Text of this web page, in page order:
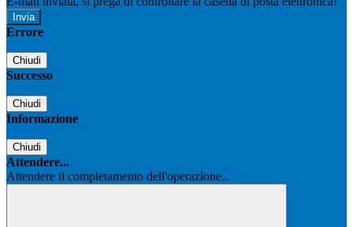
Errore
Chiudi
Successo
Chiudi
Informazione
Chiudi
Attendere...
Attendere il completamento dell'operazione...